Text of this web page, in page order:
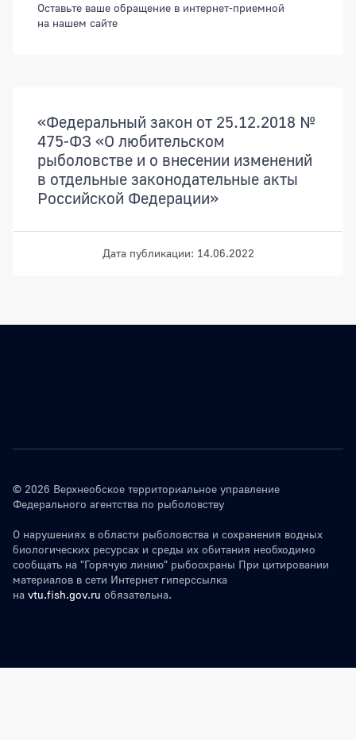
Оставьте ваше обращение в интернет-приемной
на нашем сайте
«Федеральный закон от 25.12.2018 №
475-ФЗ «О любительском
рыболовстве и о внесении изменений
в отдельные законодательные акты
Российской Федерации»
Дата публикации: 14.06.2022
© 2026 Верхнеобское территориальное управление
Федерального агентства по рыболовству
О нарушениях в области рыболовства и сохранения водных
биологических ресурсах и среды их обитания необходимо
сообщать на "Горячую линию" рыбоохраны При цитировании
материалов в сети Интернет гиперссылка
на vtu.fish.gov.ru обязательна.